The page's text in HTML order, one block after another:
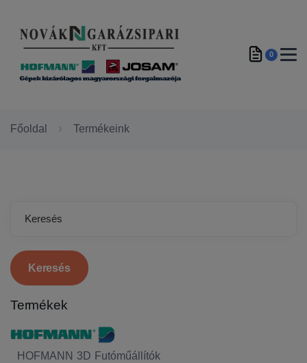
0
Főoldal Termékeink
Keresés
Termékek
HOFMANN 3D Futóműállítók